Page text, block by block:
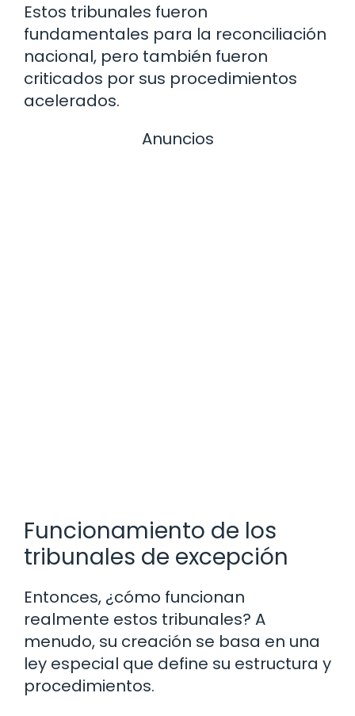
Estos tribunales fueron
fundamentales para la reconciliación
nacional, pero también fueron
criticados por sus procedimientos
acelerados.
Anuncios
Funcionamiento de los
tribunales de excepción
Entonces, ¿cómo funcionan
realmente estos tribunales? A
menudo, su creación se basa en una
ley especial que define su estructura y
procedimientos.